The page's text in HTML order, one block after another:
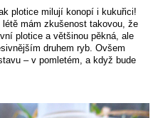
plotice milují konopí i kukuřici!
mám zkušenost takovou, že
plotice a většinou pěkná, ale
druhem ryb. Ovšem
– v pomletém, a když bude